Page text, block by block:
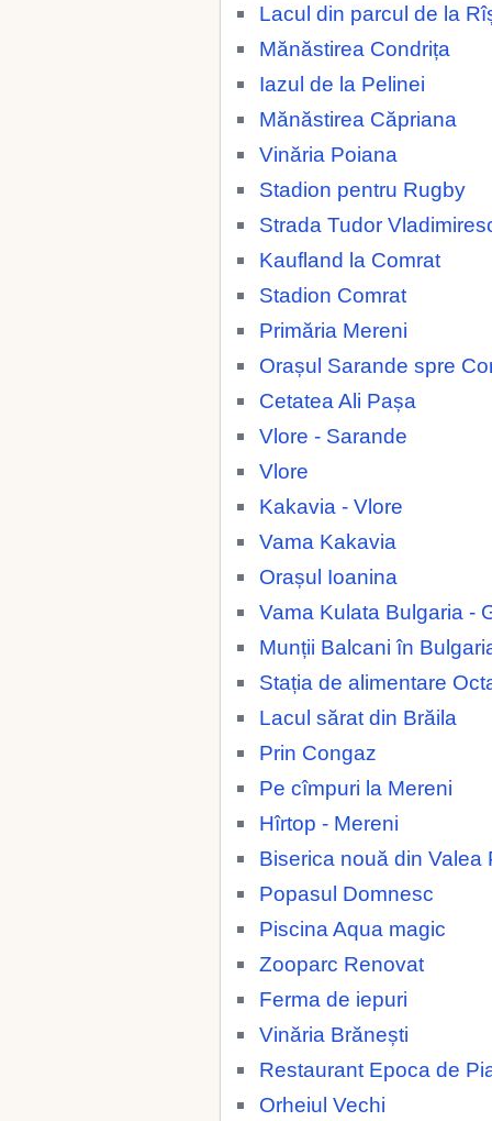
Lacul din parcul de la
Mănăstirea Condrița
Iazul de la Pelinei
Mănăstirea Căpriana
Vinăria Poiana
Stadion pentru Rugby
Strada Tudor
Kaufland la Comrat
Stadion Comrat
Primăria Mereni
Orașul Sarande spre
Cetatea Ali Pașa
Vlore - Sarande
Vlore
Kakavia - Vlore
Vama Kakavia
Orașul Ioanina
Vama Kulata Bulgaria -
Munții Balcani în
Stația de alimentare
Lacul sărat din Brăila
Prin Congaz
Pe cîmpuri la Mereni
Hîrtop - Mereni
Biserica nouă din Valea
Popasul Domnesc
Piscina Aqua magic
Zooparc Renovat
Ferma de iepuri
Vinăria Brănești
Restaurant Epoca de
Orheiul Vechi